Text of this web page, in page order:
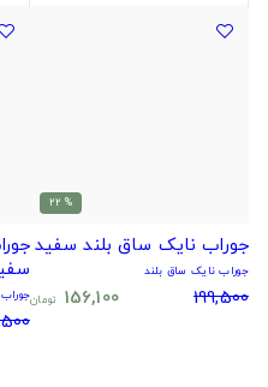
% 22
جوراب نایک ساق بلند سفید
جوراب نایک ساق بلند
199,500
156,100 تومان